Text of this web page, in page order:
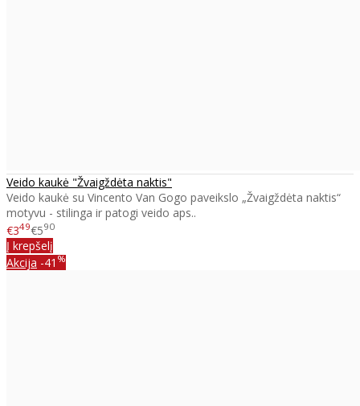
Veido kaukė "Žvaigždėta naktis"
Veido kaukė su Vincento Van Gogo paveikslo „Žvaigždėta naktis“
motyvu - stilinga ir patogi veido aps..
€349€590
Į krepšelį
Akcija -41 %